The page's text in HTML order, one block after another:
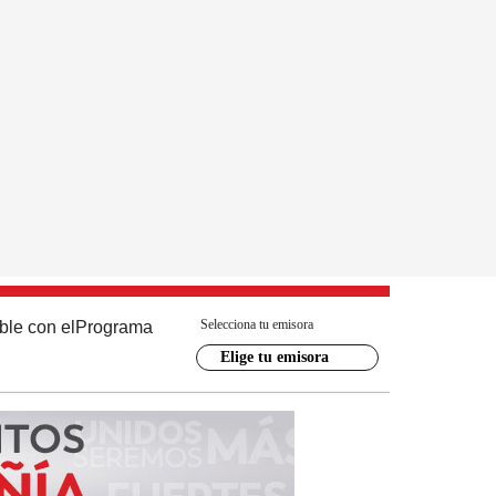
con el Programa Selecciona tu emisora
Elige tu emisora